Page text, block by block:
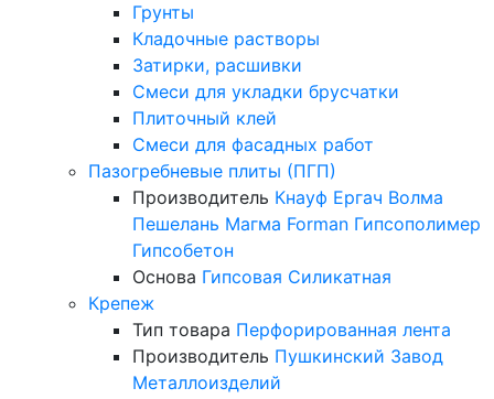
Грунты
Кладочные растворы
Затирки, расшивки
Смеси для укладки брусчатки
Плиточный клей
Смеси для фасадных работ
Пазогребневые плиты (ПГП)
Производитель Кнауф Ергач Волма
Пешелань Магма Forman Гипсополимер
Гипсобетон
Основа Гипсовая Силикатная
Крепеж
Тип товара Перфорированная лента
Производитель Пушкинский Завод
Металлоизделий